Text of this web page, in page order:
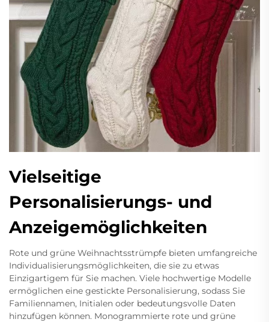
Vielseitige
Personalisierungs- und
Anzeigemöglichkeiten
Rote und grüne Weihnachtsstrümpfe bieten umfangreiche
Individualisierungsmöglichkeiten, die sie zu etwas
Einzigartigem für Sie machen. Viele hochwertige Modelle
ermöglichen eine gestickte Personalisierung, sodass Sie
Familiennamen, Initialen oder bedeutungsvolle Daten
hinzufügen können. Monogrammierte rote und grüne